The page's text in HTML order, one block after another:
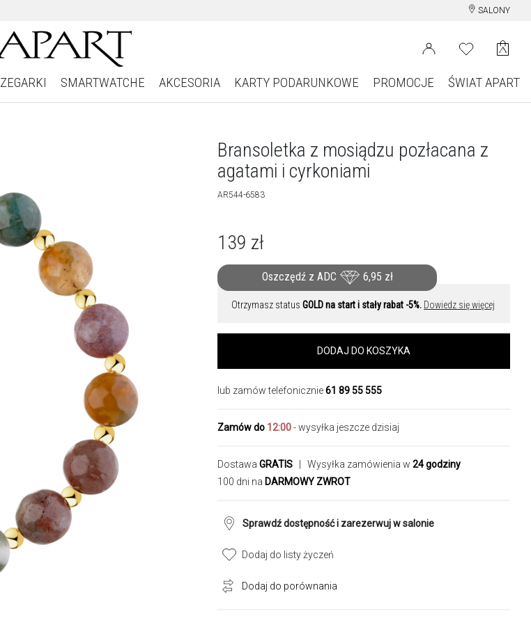
SALONY
ZEGARKI SMARTWATCHE AKCESORIA KARTY PODARUNKOWE PROMOCJE ŚWIAT APART
Bransoletka z mosiądzu pozłacana z
agatami i cyrkoniami
AR544-6583
139 zł
Oszczędź z ADC 6,95 zł
Otrzymasz status GOLD na start i stały rabat -5%. Dowiedz się więcej
DODAJ DO KOSZYKA
lub zamów telefonicznie61 89 55 555
Zamów do 12:00- wysyłka jeszcze dzisiaj
Dostawa GRATIS | Wysyłka zamówienia w 24 godziny
100 dni na DARMOWY ZWROT
Sprawdź dostępność i zarezerwuj w salonie
Dodaj do listy życzeń
Dodaj do porównania